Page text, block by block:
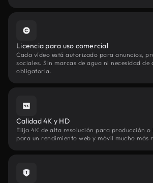
Licencia para uso comercial
Cada vídeo está autorizado para anuncios,
sociales. Sin marcas de agua ni necesidad de
obligatoria.
Calidad 4K y HD
Elija 4K de alta resolución para producción o
para un rendimiento web y móvil mucho más